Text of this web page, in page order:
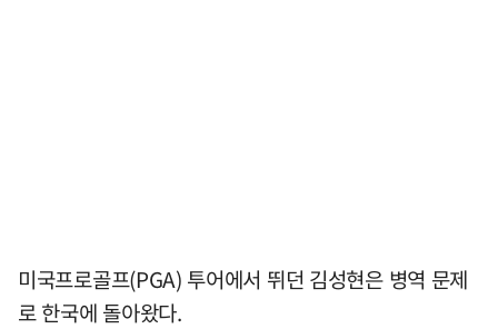
미국프로골프(PGA) 투어에서 뛰던 김성현은 병역 문제
로 한국에 돌아왔다.